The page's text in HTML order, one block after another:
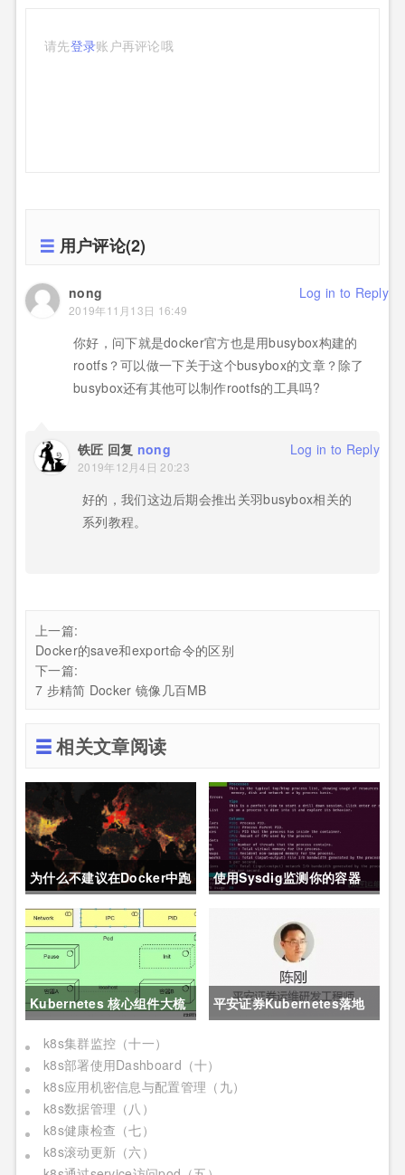
请先登录账户再评论哦
用户评论(2)
nong
2019年11月13日 16:49
Log in to Reply
你好，问下就是docker官方也是用busybox构建的
rootfs？可以做一下关于这个busybox的文章？除了
busybox还有其他可以制作rootfs的工具吗?
铁匠 回复 nong
2019年12月4日 20:23
Log in to Reply
好的，我们这边后期会推出关羽busybox相关的
系列教程。
上一篇:
Docker的save和export命令的区别
下一篇:
7 步精简 Docker 镜像几百MB
相关文章阅读
为什么不建议在Docker中跑
MySQL?
使用Sysdig监测你的容器
Kubernetes 核心组件大梳
理，看完更明白了
平安证券Kubernetes落地
k8s集群监控（十一）
k8s部署使用Dashboard（十）
k8s应用机密信息与配置管理（九）
k8s数据管理（八）
k8s健康检查（七）
k8s滚动更新（六）